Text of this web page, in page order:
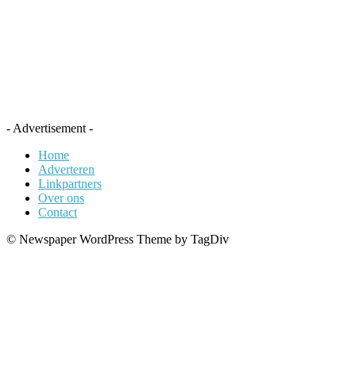
- Advertisement -
Home
Adverteren
Linkpartners
Over ons
Contact
© Newspaper WordPress Theme by TagDiv